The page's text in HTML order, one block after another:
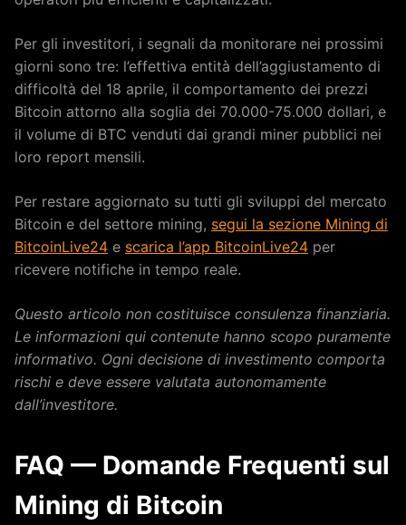
Per gli investitori, i segnali da monitorare nei prossimi
giorni sono tre: l’effettiva entità dell’aggiustamento di
difficoltà del 18 aprile, il comportamento dei prezzi
Bitcoin attorno alla soglia dei 70.000-75.000 dollari, e
il volume di BTC venduti dai grandi miner pubblici nei
loro report mensili.
Per restare aggiornato su tutti gli sviluppi del mercato
Bitcoin e del settore mining, segui la sezione Mining di
BitcoinLive24 e scarica l’app BitcoinLive24 per
ricevere notifiche in tempo reale.
Questo articolo non costituisce consulenza finanziaria.
Le informazioni qui contenute hanno scopo puramente
informativo. Ogni decisione di investimento comporta
rischi e deve essere valutata autonomamente
dall’investitore.
FAQ — Domande Frequenti sul
Mining di Bitcoin